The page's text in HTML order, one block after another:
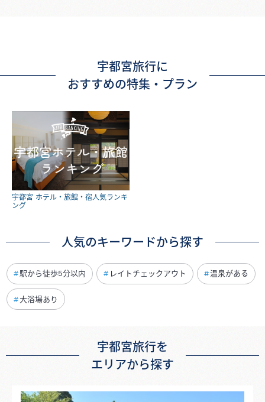
宇都宮旅行に
おすすめの特集・プラン
宇都宮 ホテル・旅館・宿人気ランキ
ング
人気のキーワードから探す
駅から徒歩5分以内 レイトチェックアウト 温泉がある
大浴場あり
宇都宮旅行を
エリアから探す